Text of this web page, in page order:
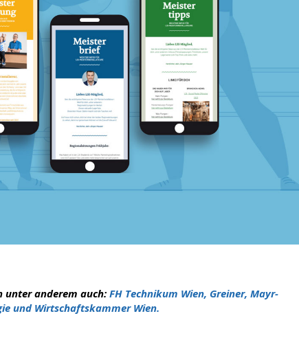
unter anderem auch: FH Technikum Wien, Greiner, Mayr-
und Wirtschaftskammer Wien.